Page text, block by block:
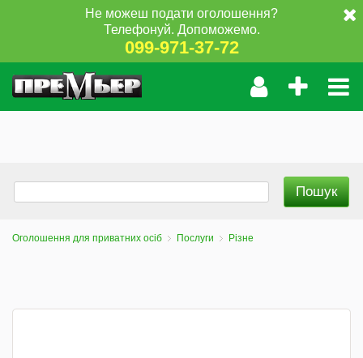
Не можеш подати оголошення?
Телефонуй. Допоможемо.
099-971-37-72
Оголошення для приватних осіб Послуги Різне